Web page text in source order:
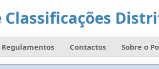
Regulamentos Contactos Sobre o